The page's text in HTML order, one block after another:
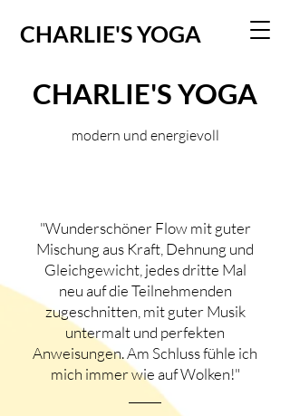
CHARLIE'S YOGA
CHARLIE'S YOGA
modern und energievoll
"Wunderschöner Flow mit guter
Mischung aus Kraft, Dehnung und
Gleichgewicht, jedes dritte Mal
neu auf die Teilnehmenden
zugeschnitten, mit guter Musik
untermalt und perfekten
Anweisungen. Am Schluss fühle ich
mich immer wie auf Wolken!"